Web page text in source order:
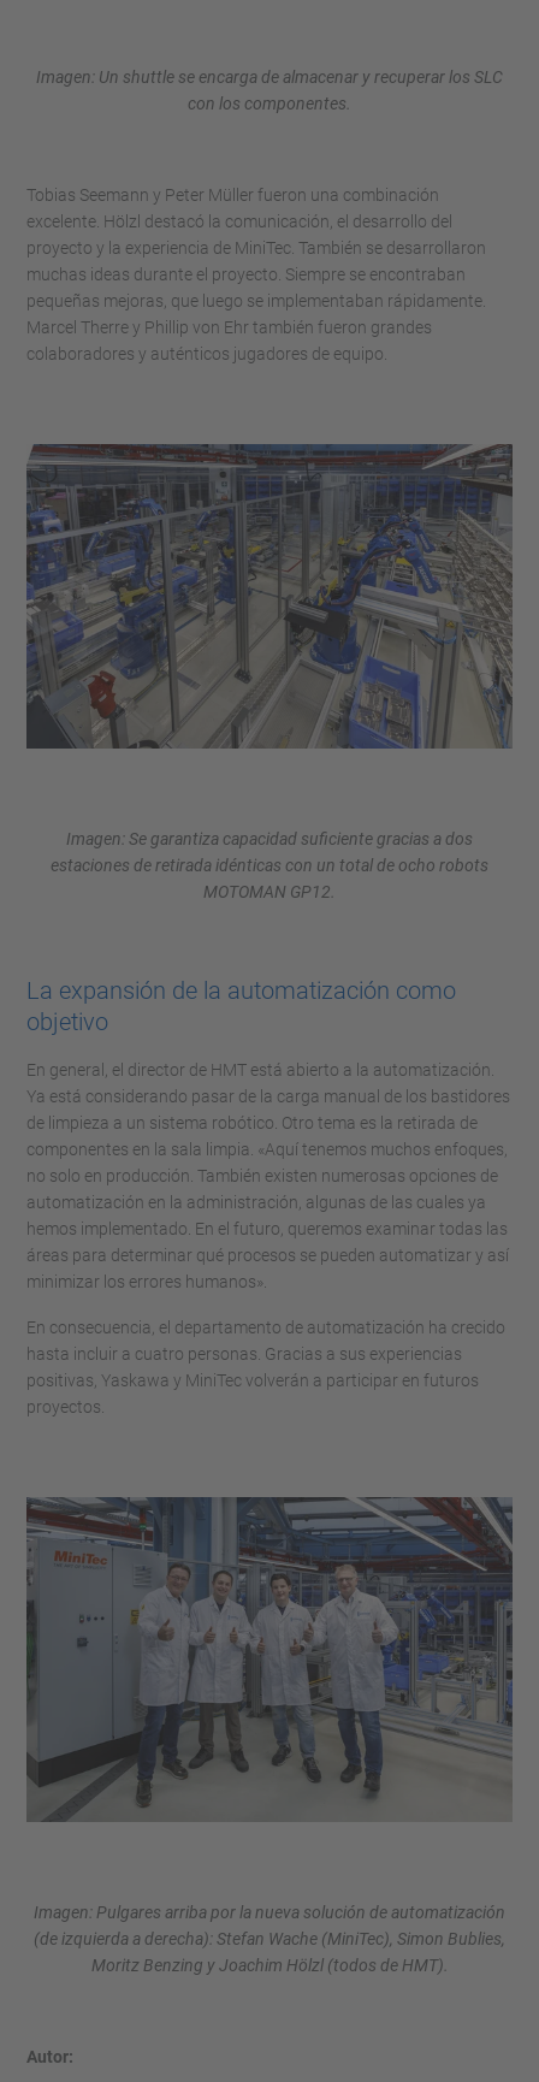
Imagen: Un shuttle se encarga de almacenar y recuperar los SLC
con los componentes.
Tobias Seemann y Peter Müller fueron una combinación
excelente. Hölzl destacó la comunicación, el desarrollo del
proyecto y la experiencia de MiniTec. También se desarrollaron
muchas ideas durante el proyecto. Siempre se encontraban
pequeñas mejoras, que luego se implementaban rápidamente.
Marcel Therre y Phillip von Ehr también fueron grandes
colaboradores y auténticos jugadores de equipo.
Imagen: Se garantiza capacidad suficiente gracias a dos
estaciones de retirada idénticas con un total de ocho robots
MOTOMAN GP12.
La expansión de la automatización como
objetivo
En general, el director de HMT está abierto a la automatización.
Ya está considerando pasar de la carga manual de los bastidores
de limpieza a un sistema robótico. Otro tema es la retirada de
componentes en la sala limpia. «Aquí tenemos muchos enfoques,
no solo en producción. También existen numerosas opciones de
automatización en la administración, algunas de las cuales ya
hemos implementado. En el futuro, queremos examinar todas las
áreas para determinar qué procesos se pueden automatizar y así
minimizar los errores humanos».
En consecuencia, el departamento de automatización ha crecido
hasta incluir a cuatro personas. Gracias a sus experiencias
positivas, Yaskawa y MiniTec volverán a participar en futuros
proyectos.
Imagen: Pulgares arriba por la nueva solución de automatización
(de izquierda a derecha): Stefan Wache (MiniTec), Simon Bublies,
Moritz Benzing y Joachim Hölzl (todos de HMT).
Autor: